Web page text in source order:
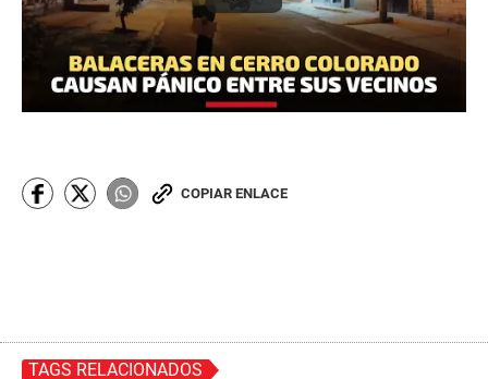
COPIAR ENLACE
TAGS RELACIONADOS